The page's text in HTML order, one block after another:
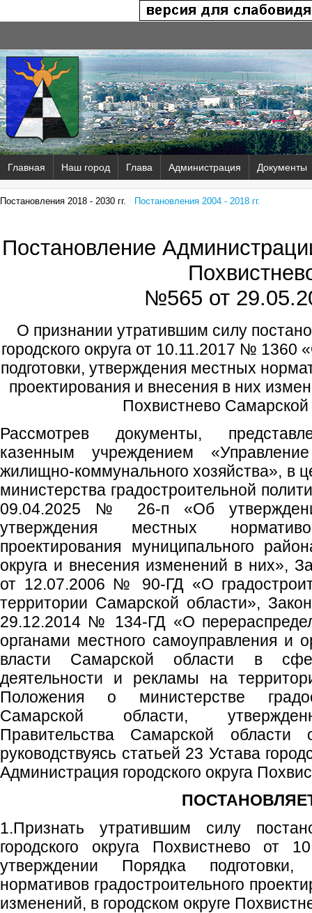
Главная Наш город Глава Администрация Документы
Постановления 2018 - 2030 гг. Постановления 2004 - 2018 гг.
Постановление
№565 от
О признании утратившим силу
городского округа от 10.11.2017 №
подготовки, утверждения местных
проектирования и внесения в них
Похвистнево Самарской
Рассмотрев документы,
казенным учреждением
жилищно-коммунального хозяйства», в
министерства градостроительной
09.04.2025 № 26-п «Об
утверждения местных
проектирования муниципального
округа и внесения изменений в них»,
от 12.07.2006 № 90-ГД «О
территории Самарской области»,
29.12.2014 № 134-ГД «О
органами местного самоуправления и
власти Самарской области в
деятельности и рекламы на
Положения о министерстве
Самарской области,
Правительства Самарской
руководствуясь статьей 23 Устава
Администрация городского округа
1.Признать утратившим силу
городского округа Похвистнево
утверждении Порядка
нормативов градостроительного
изменений, в городском округе